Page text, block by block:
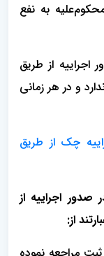
به نفع
از طریق
و در هر زمانی
چک از طریق
اجراییه از
از: